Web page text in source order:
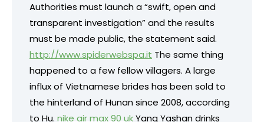
Authorities must launch a “swift, open and
transparent investigation” and the results
must be made public, the statement said.
http://www.spiderwebspa.it The same thing
happened to a few fellow villagers. A large
influx of Vietnamese brides has been sold to
the hinterland of Hunan since 2008, according
to Hu. nike air max 90 ukYang Yashan drinks